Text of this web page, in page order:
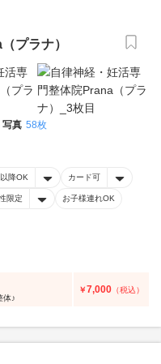
プラナ）
写真 58枚
降OK カード可
限定 お子様連れOK
体♪
￥7,000 （税込）